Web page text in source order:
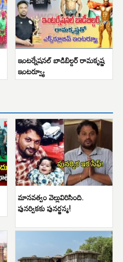
ఇంటర్నేషనల్ బాడిబిల్డర్ రామకృష్ణ
ఇంటర్వ్యూ
మానవత్వం వెల్లువిరిసింది.
పునర్వికకు పునర్జన్మ!